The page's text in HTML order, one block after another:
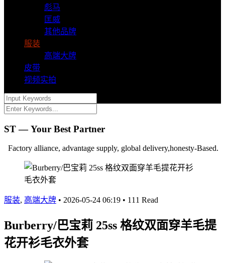
彪马
匡威
其他品牌
服装
高端大牌
皮带
视频实拍
ST — Your Best Partner
Factory alliance, advantage supply, global delivery,honesty-Based.
服装, 高端大牌 • 2026-05-24 06:19 • 111 Read
Burberry/巴宝莉 25ss 格纹双面穿羊毛提
花开衫毛衣外套